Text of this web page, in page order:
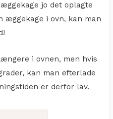
jo det oplagte
æggekage i ovn, kan man
i ovnen, men hvis
kan man efterlade
er derfor lav.